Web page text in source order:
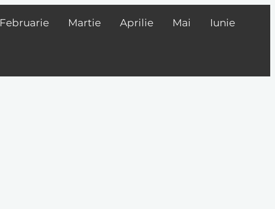
Februarie Martie Aprilie Mai Iunie